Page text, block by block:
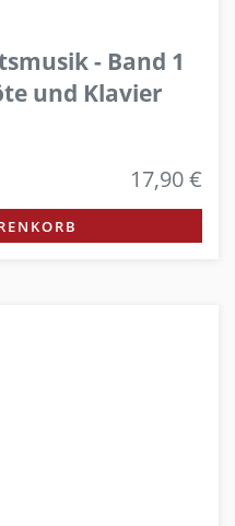
- Band 1
und Klavier
17,90 €